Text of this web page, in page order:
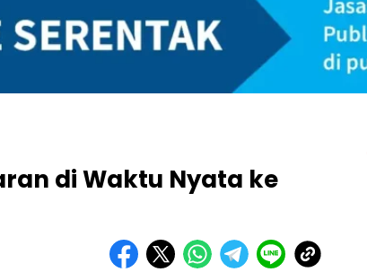
di Waktu Nyata ke